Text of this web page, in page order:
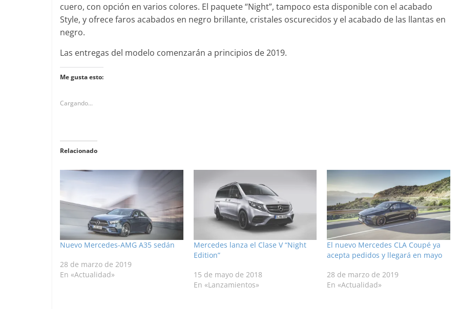
cuero, con opción en varios colores. El paquete “Night”, tampoco esta disponible con el acabado
Style, y ofrece faros acabados en negro brillante, cristales oscurecidos y el acabado de las llantas en
negro.
Las entregas del modelo comenzarán a principios de 2019.
Me gusta esto:
Cargando...
Relacionado
Nuevo Mercedes-AMG A35 sedán
28 de marzo de 2019
En «Actualidad»
Mercedes lanza el Clase V “Night
Edition”
15 de mayo de 2018
En «Lanzamientos»
El nuevo Mercedes CLA Coupé ya
acepta pedidos y llegará en mayo
28 de marzo de 2019
En «Actualidad»